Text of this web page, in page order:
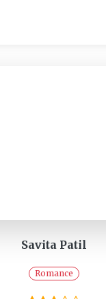
Savita Patil
Romance